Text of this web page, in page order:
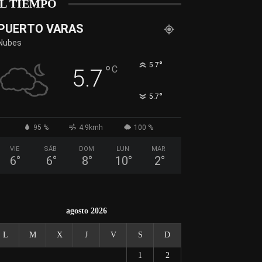
TIEMPO
VARAS
5.7 °C 5.7°
5.7°
95 % 4.9kmh 100 %
VIE
6°
SÁB
6°
DOM
8°
LUN
10°
MAR
2°
agosto 2026
L M X J V S D
1 2